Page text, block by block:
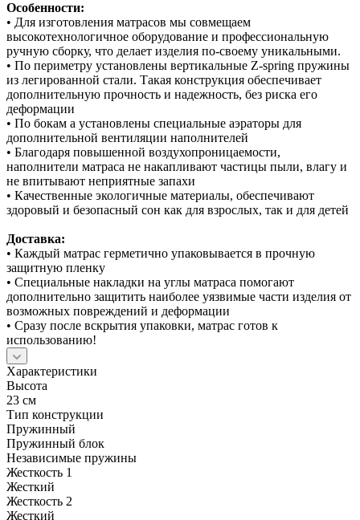
Особенности:
• Для изготовления матрасов мы совмещаем
высокотехнологичное оборудование и профессиональную
ручную сборку, что делает изделия по-своему уникальными.
• По периметру установлены вертикальные Z-spring пружины
из легированной стали. Такая конструкция обеспечивает
дополнительную прочность и надежность, без риска его
деформации
• По бокам а установлены специальные аэраторы для
дополнительной вентиляции наполнителей
• Благодаря повышенной воздухопроницаемости,
наполнители матраса не накапливают частицы пыли, влагу и
не впитывают неприятные запахи
• Качественные экологичные материалы, обеспечивают
здоровый и безопасный сон как для взрослых, так и для детей
Доставка:
• Каждый матрас герметично упаковывается в прочную
защитную пленку
• Специальные накладки на углы матраса помогают
дополнительно защитить наиболее уязвимые части изделия от
возможных повреждений и деформации
• Сразу после вскрытия упаковки, матрас готов к
использованию!
Характеристики
Высота
23 см
Тип конструкции
Пружинный
Пружинный блок
Независимые пружины
Жесткость 1
Жесткий
Жесткость 2
Жесткий